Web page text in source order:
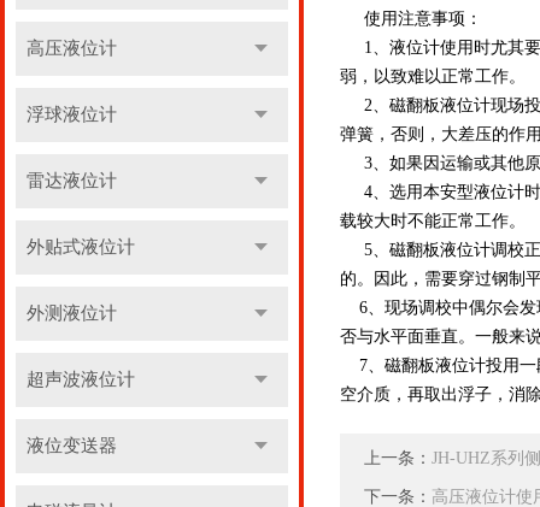
高压液位计
浮球液位计
雷达液位计
外贴式液位计
外测液位计
超声波液位计
液位变送器
使用注意事项：
1、液位计使用时尤其要
弱，以致难以正常工作。
2、磁翻板液位计现场投
弹簧，否则，大差压的作
3、如果因运输或其他原
4、选用本安型液位计时
载较大时不能正常工作。
5、磁翻板液位计调校正
的。因此，需要穿过钢制
6、现场调校中偶尔会发
否与水平面垂直。一般来
7、磁翻板液位计投用一
空介质，再取出浮子，消
上一条： JH-UHZ系列
下一条： 高压液位计使